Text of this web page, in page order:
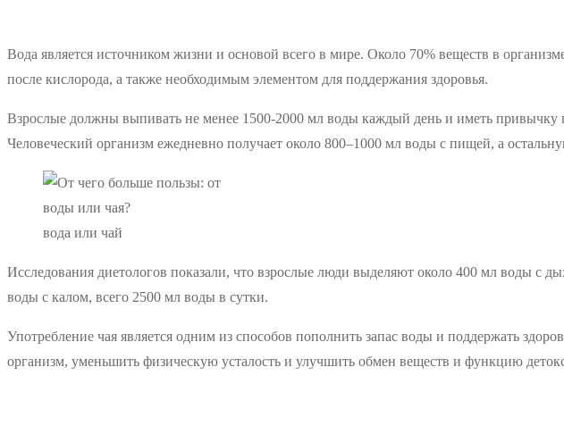
Вода является источником жизни и основой всего в мире. Около 70% веществ в
после кислорода, а также необходимым элементом для поддержания здоровья.
Взрослые должны выпивать не менее 1500-2000 мл воды каждый день и иметь привычку
Человеческий организм ежедневно получает около 800–1000 мл воды с пищей, а
вода или чай
Исследования диетологов показали, что взрослые люди выделяют около 400 мл воды с
воды с калом, всего 2500 мл воды в сутки.
Употребление чая является одним из способов пополнить запас воды и поддержать
организм, уменьшить физическую усталость и улучшить обмен веществ и функцию